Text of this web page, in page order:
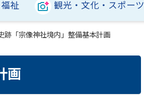
祉 観光・文化・スポーツ
跡「宗像神社境内」整備基本計画
画